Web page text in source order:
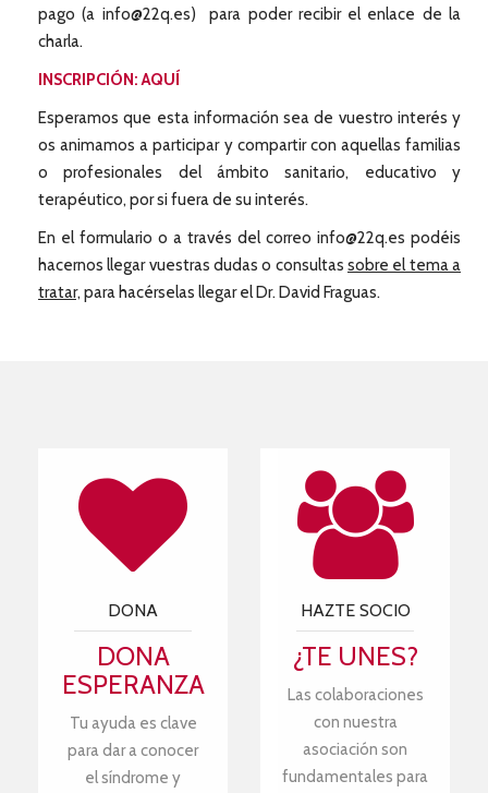
pago (a info@22q.es) para poder recibir el enlace de la
charla.
INSCRIPCIÓN: AQUÍ
Esperamos que esta información sea de vuestro interés y
os animamos a participar y compartir con aquellas familias
o profesionales del ámbito sanitario, educativo y
terapéutico, por si fuera de su interés.
En el formulario o a través del correo info@22q.es podéis
hacernos llegar vuestras dudas o consultas sobre el tema a
tratar, para hacérselas llegar el Dr. David Fraguas.
DONA
DONA
ESPERANZA
Tu ayuda es clave
para dar a conocer
el síndrome y
HAZTE SOCIO
¿TE UNES?
Las colaboraciones
con nuestra
asociación son
fundamentales para